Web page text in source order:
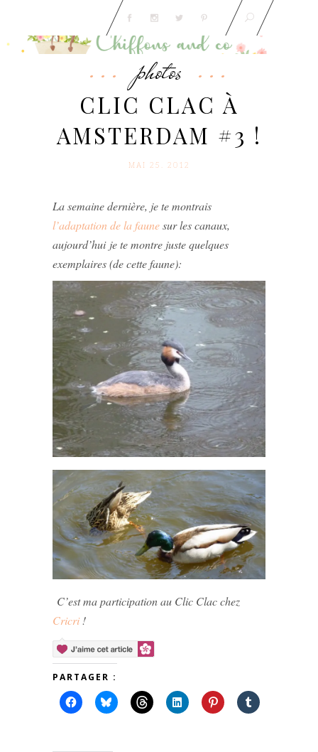
photos
CLIC CLAC À
AMSTERDAM #3 !
MAI 25. 2012
La semaine dernière, je te montrais
l’adaptation de la faunesur les canaux,
aujourd’hui je te montre juste quelques
exemplaires (de cette faune):
C’est ma participation au Clic Clac chez
Cricri!
PARTAGER :